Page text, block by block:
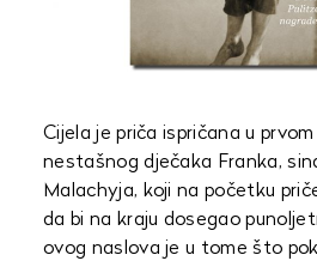
Cijela je priča ispričana u
nestašnog dječaka Franka,
Malachyja, koji na početku
da bi na kraju dosegao
ovog naslova je u tome što